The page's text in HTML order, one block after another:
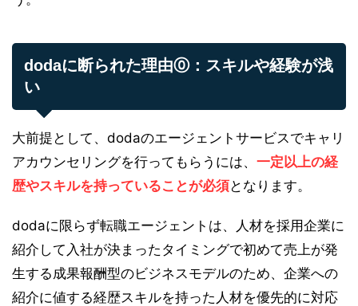
dodaに断られた理由⓪：スキルや経験が浅
い
大前提として、dodaのエージェントサービスでキャリ
アカウンセリングを行ってもらうには、 一定以上の経
歴やスキルを持っていることが必須となります。
dodaに限らず転職エージェントは、人材を採用企業に
紹介して入社が決まったタイミングで初めて売上が発
生する成果報酬型のビジネスモデルのため、企業への
紹介に値する経歴スキルを持った人材を優先的に対応